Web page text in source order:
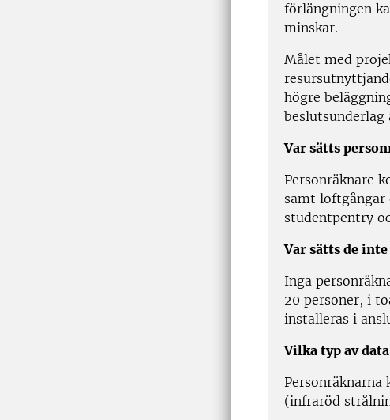
förlängningen
minskar.
Målet med
högre
beslutsunderlag
Var sätts
Personräknare
samt loftgångar
studentpentry
Var sätts de inte
Inga
20 personer, i
installeras i
Vilka typ av
(infraröd